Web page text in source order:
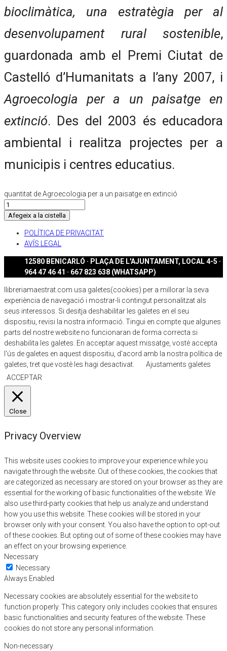
bioclimàtica, una estratègia per al
desenvolupament rural sostenible,
guardonada amb el Premi Ciutat de
Castelló d’Humanitats a l’any 2007, i
Agroecologia per a un paisatge en
extinció. Des del 2003 és educadora
ambiental i realitza projectes per a
municipis i centres educatius.
quantitat de Agroecologia per a un paisatge en extinció
Afegeix a la cistella
POLÍTICA DE PRIVACITAT
AVÍS LEGAL
12580 BENICARLÓ · PLAÇA DE L'AJUNTAMENT, LOCAL 4-5 ·
964 47 46 41 · 667 823 638 (WHATSAPP)
llibreriamaestrat.com usa galetes(cookies) per a millorar la seva
experiència de navegació i mostrar-li contingut personalitzat als
seus interessos. Si desitja deshabilitar les galetes en el seu
dispositiu, revisi la nostra informació. Tingui en compte que algunes
parts del nostre website no funcionaran de forma correcta si
deshabilita les galetes. En acceptar aquest missatge, vostè accepta
l'ús de galetes en aquest dispositiu, d'acord amb la nostra política de
galetes, tret que vostè les hagi desactivat.
Ajustaments galetes
ACCEPTAR
Close
Privacy Overview
This website uses cookies to improve your experience while you
navigate through the website. Out of these cookies, the cookies that
are categorized as necessary are stored on your browser as they are
essential for the working of basic functionalities of the website. We
also use third-party cookies that help us analyze and understand
how you use this website. These cookies will be stored in your
browser only with your consent. You also have the option to opt-out
of these cookies. But opting out of some of these cookies may have
an effect on your browsing experience.
Necessary
Necessary
Always Enabled
Necessary cookies are absolutely essential for the website to
function properly. This category only includes cookies that ensures
basic functionalities and security features of the website. These
cookies do not store any personal information.
Non-necessary